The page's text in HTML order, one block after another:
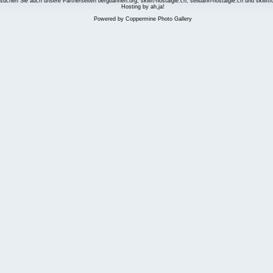
Hosting by ah,ja!
Powered by Coppermine Photo Gallery